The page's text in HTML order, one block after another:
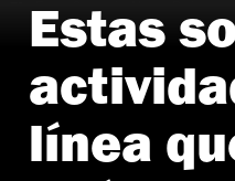
Foto: Cortesía Alas y Raíces
Estas
línea